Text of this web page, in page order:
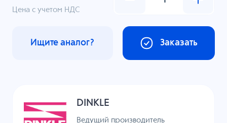
Цена с учетом НДС
Заказать
Ищите аналог?
DINKLE
Ведущий производитель